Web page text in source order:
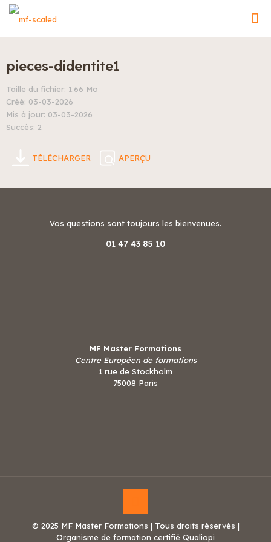
pieces-didentite1
Taille du fichier: 1.66 Mo
Créé: 03-03-2026
Mis à jour: 03-03-2026
Succès: 2
TÉLÉCHARGER APERÇU
Vos questions sont toujours les bienvenues.
01 47 43 85 10
MF Master Formations
Centre Européen de formations
1 rue de Stockholm
75008 Paris
© 2025 MF Master Formations | Tous droits réservés |
Organisme de formation certifié Qualiopi